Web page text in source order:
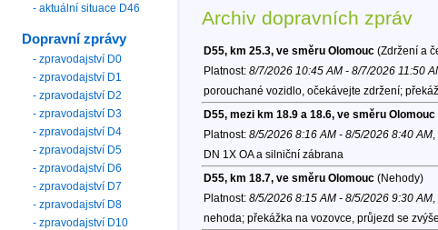
Archiv dopravních zpráv
D55, km 25.3, ve směru Olomouc(Zdržení a
Platnost: 8/7/2026 10:45 AM - 8/7/2026 11:50
porouchané vozidlo, očekávejte zdržení;
D55, mezi km 18.9 a 18.6, ve směru Olomouc
Platnost: 8/5/2026 8:16 AM - 8/5/2026 8:40 AM,
DN 1X OA a silniční zábrana
D55, km 18.7, ve směru Olomouc(Nehody)
Platnost: 8/5/2026 8:15 AM - 8/5/2026 9:30 AM,
nehoda; překážka na vozovce, průjezd se
- aktuální situace D46
Dopravní zprávy
- zpravodajství D0
- zpravodajství D1
- zpravodajství D2
- zpravodajství D3
- zpravodajství D4
- zpravodajství D5
- zpravodajství D6
- zpravodajství D7
- zpravodajství D8
- zpravodajství D10